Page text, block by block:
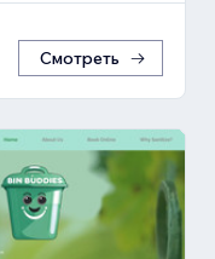
Смотреть